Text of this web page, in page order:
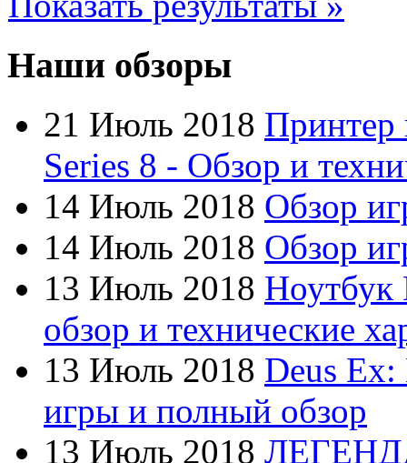
Cyborg
Datex
Dell(49)
Dex
Everest
Firtech
Flyper
Foxconn
Fujitsu(21)
G-cube
Наши обзоры
21 Июль 2018 Принтер
Series 8 - Обзор и
14 Июль 2018 Обзор
14 Июль 2018 Обзор
13 Июль 2018 Ноутбук
обзор и технические
13 Июль 2018 Deus
игры и полный обзор
13 Июль 2018